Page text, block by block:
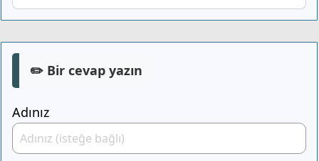
✏️ Bir cevap yazın
Adınız